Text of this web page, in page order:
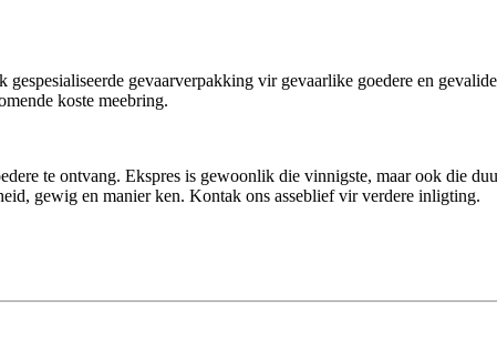
gevaarverpakking vir gevaarlike goedere en
koste meebring.
te ontvang. Ekspres is gewoonlik die vinnigste, maar ook die
gewig en manier ken. Kontak ons ​​​​asseblief vir verdere inligting.